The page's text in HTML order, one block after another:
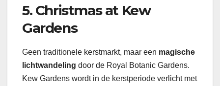
5. Christmas at Kew
Gardens
Geen traditionele kerstmarkt, maar een magische
lichtwandeling door de Royal Botanic Gardens.
Kew Gardens wordt in de kerstperiode verlicht met